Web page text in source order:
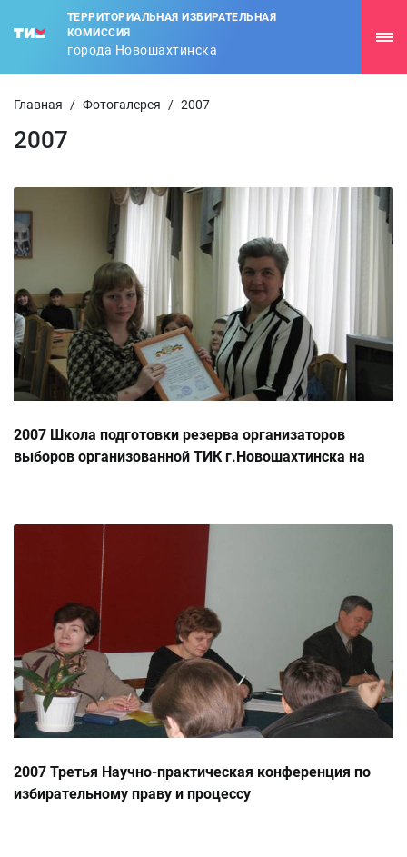
ТЕРРИТОРИАЛЬНАЯ ИЗБИРАТЕЛЬНАЯ
КОМИССИЯ
города Новошахтинска
Главная / Фотогалерея / 2007
2007
2007 Школа подготовки резерва организаторов
выборов организованной ТИК г.Новошахтинска на
2007 Третья Научно-практическая конференция по
избирательному праву и процессу